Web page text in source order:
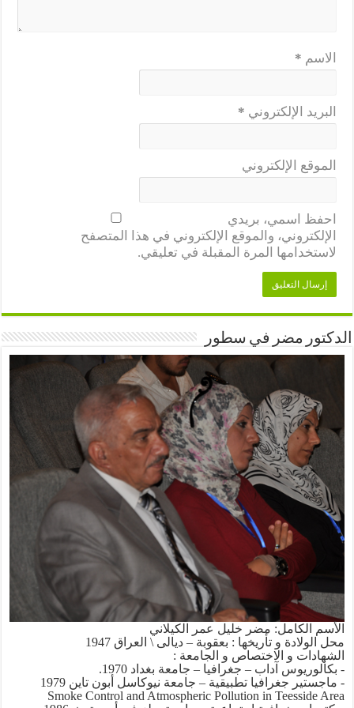
الاسم *
البريد الإلكتروني *
الموقع الإلكتروني
احفظ اسمي، بريدي
الإلكتروني، والموقع الإلكتروني في هذا المتصفح
لاستخدامها المرة المقبلة في تعليقي.
الدكتور مضر في سطور
الأسم الكامل: مضر خليل عمر الكيلاني
محل الولادة و تأريخها : بعقوبة – ديالى \ العراق 1947
الشهادات و الاختصاص و الجامعة :
- بكالوريوس آداب – جغرافيا – جامعة بغداد 1970.
- ماجستير جغرافيا تطبيقية – جامعة نيوكاسل أبون تاين 1979
Smoke Control and Atmospheric Pollution in Teesside Area